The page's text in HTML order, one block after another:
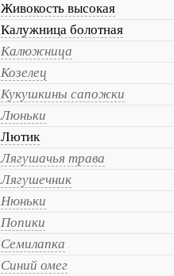
Живокость высокая
Калужница болотная
Калюжница
Козелец
Кукушкины сапожки
Люньки
Лютик
Лягушачья трава
Лягушечник
Нюньки
Попики
Семилапка
Синий омег